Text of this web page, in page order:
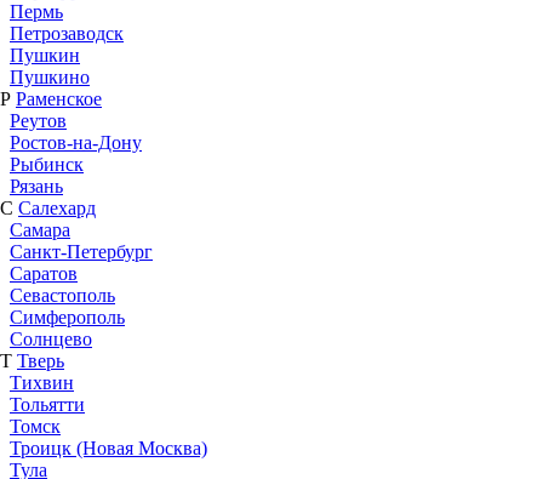
Пермь
Петрозаводск
Пушкин
Пушкино
Р Раменское
Реутов
Ростов-на-Дону
Рыбинск
Рязань
С Салехард
Самара
Санкт-Петербург
Саратов
Севастополь
Симферополь
Солнцево
Т Тверь
Тихвин
Тольятти
Томск
Троицк (Новая Москва)
Тула